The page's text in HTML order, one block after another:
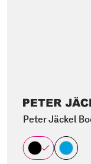
Peter Jäckel